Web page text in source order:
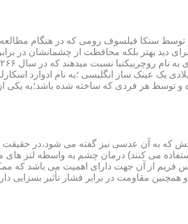
سنکا فیلسوف رومی که در هنگام مطالعه
دید بهتر بلکه محافظت از چشمانشان در
ای روی کتاب خطوط و کلمات را درشت تر و واضح تر می دید.اما چیزی که مشخص است این است که در سال ۱۷۲۷ میلادی یک
توسط هر فردی که ساخته شده باشد؛به یکی از
که به آن عدسی نیز گفته می شود،در
می کنند) درمان چشم به واسطه لنز
فریم از آن جهت دارای اهمیت می باشد که
مقاومت در برابر فشار تأثیر بسزایی